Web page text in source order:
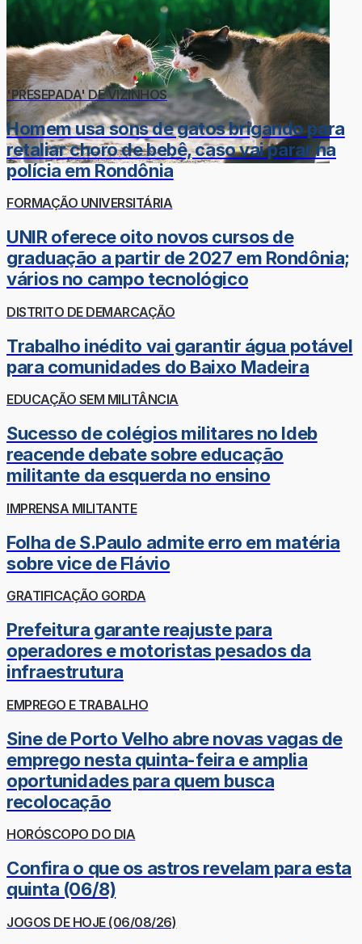
'PRESEPADA' DE VIZINHOS
Homem usa sons de gatos brigando para
retaliar choro de bebê, caso vai parar na
polícia em Rondônia
FORMAÇÃO UNIVERSITÁRIA
UNIR oferece oito novos cursos de
graduação a partir de 2027 em Rondônia;
vários no campo tecnológico
DISTRITO DE DEMARCAÇÃO
Trabalho inédito vai garantir água potável
para comunidades do Baixo Madeira
EDUCAÇÃO SEM MILITÂNCIA
Sucesso de colégios militares no Ideb
reacende debate sobre educação
militante da esquerda no ensino
IMPRENSA MILITANTE
Folha de S.Paulo admite erro em matéria
sobre vice de Flávio
GRATIFICAÇÃO GORDA
Prefeitura garante reajuste para
operadores e motoristas pesados da
infraestrutura
EMPREGO E TRABALHO
Sine de Porto Velho abre novas vagas de
emprego nesta quinta-feira e amplia
oportunidades para quem busca
recolocação
HORÓSCOPO DO DIA
Confira o que os astros revelam para esta
quinta (06/8)
JOGOS DE HOJE (06/08/26)